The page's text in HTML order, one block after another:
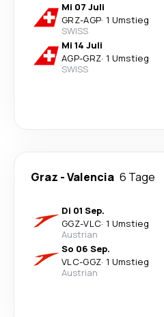
Mi 07 Juli
GRZ-AGP· 1 Umstieg
SWISS
Mi 14 Juli
AGP-GRZ· 1 Umstieg
SWISS
Graz -Valencia 6 Tage
Di 01 Sep.
GGZ-VLC· 1 Umstieg
Austrian
So 06 Sep.
VLC-GGZ· 1 Umstieg
Austrian